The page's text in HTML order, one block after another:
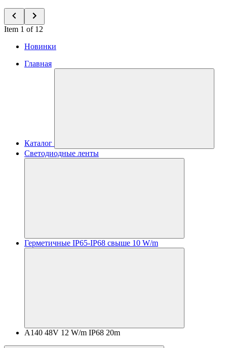
Item 1 of 12
Новинки
Главная
Каталог
Светодиодные ленты
Герметичные IP65-IP68 свыше 10 W/m
A140 48V 12 W/m IP68 20m